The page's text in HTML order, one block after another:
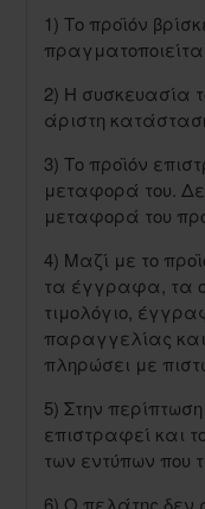
1) Το προϊόν
2) Η συσκευασία
άριστη
3) Το προϊόν
μεταφορά του.
μεταφορά του
4) Μαζί με το
τα έγγραφα, τα
τιμολόγιο,
παραγγελίας
πληρώσει με
5) Στην
επιστραφεί και
των εντύπων που
6) Ο πελάτης δεν